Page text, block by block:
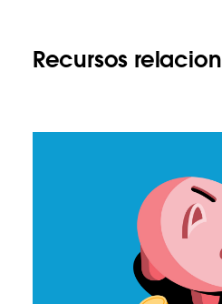
Recursos